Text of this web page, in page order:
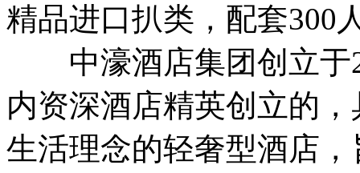
精品进口扒类，配套300
中濠酒店集团创立于
内资深酒店精英创立的
生活理念的轻奢型酒店